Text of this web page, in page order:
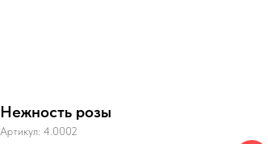
Нежность розы
Артикул: 4.0002